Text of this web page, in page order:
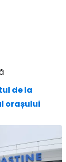
de la
orașului